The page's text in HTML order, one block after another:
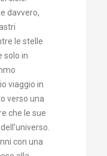
davvero,
le stelle
solo in
viaggio in
verso una
che le sue
con una